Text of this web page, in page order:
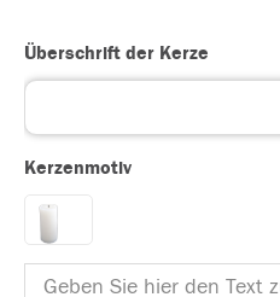
Überschrift der Kerze
Kerzenmotiv